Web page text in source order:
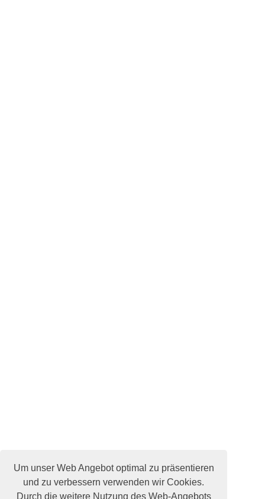
Um unser Web Angebot optimal zu präsentieren
und zu verbessern verwenden wir Cookies.
Durch die weitere Nutzung des Web-Angebots